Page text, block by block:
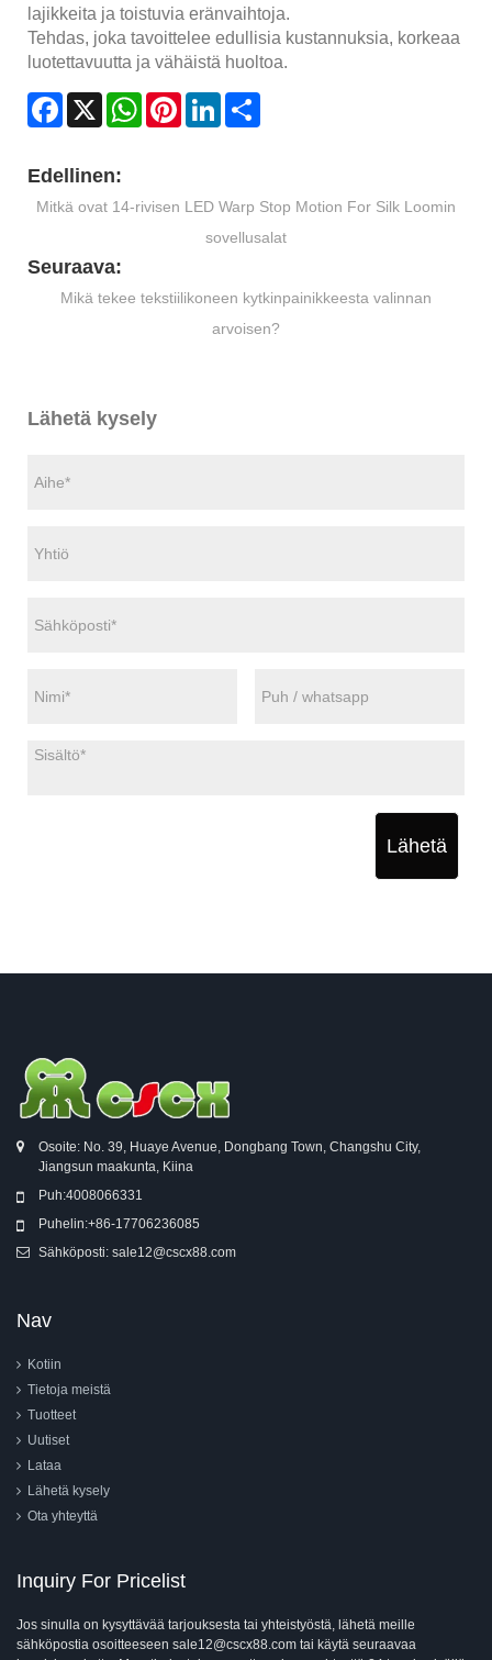
lajikkeita ja toistuvia eränvaihtoja.
Tehdas, joka tavoittelee edullisia kustannuksia, korkeaa
luotettavuutta ja vähäistä huoltoa.
Facebook
X WhatsAppPinterestLinkedIn
Edellinen:
Mitkä ovat 14-rivisen LED Warp Stop Motion For Silk Loomin
sovellusalat
Seuraava:
Mikä tekee tekstiilikoneen kytkinpainikkeesta valinnan
arvoisen?
Lähetä kysely
Lähetä
Osoite: No. 39, Huaye Avenue, Dongbang Town, Changshu City,
Jiangsun maakunta, Kiina
Puh:4008066331
Puhelin:+86-17706236085
Sähköposti: sale12@cscx88.com
Nav
Kotiin
Tietoja meistä
Tuotteet
Uutiset
Lataa
Lähetä kysely
Ota yhteyttä
Inquiry For Pricelist
Jos sinulla on kysyttävää tarjouksesta tai yhteistyöstä, lähetä meille
sähköpostia osoitteeseen sale12@cscx88.com tai käytä seuraavaa